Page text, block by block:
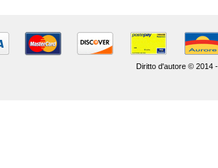
Diritto d'autore © 2014